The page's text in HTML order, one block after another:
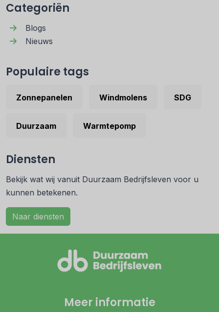
Categoriën
Blogs
Nieuws
Populaire tags
Zonnepanelen Windmolens SDG
Duurzaam Warmtepomp
Diensten
Bekijk wat wij vanuit Duurzaam Bedrijfsleven voor u
kunnen betekenen.
Naar diensten
Meer informatie